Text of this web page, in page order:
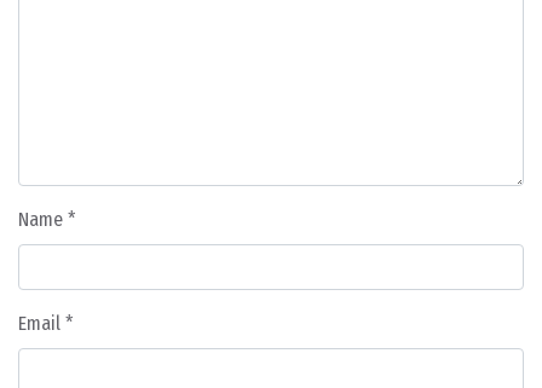
Name *
Email *